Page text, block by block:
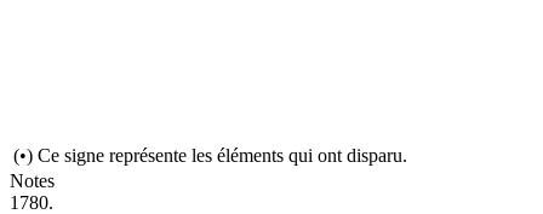
(•) Ce signe représente les éléments qui ont disparu.
Notes
1780.